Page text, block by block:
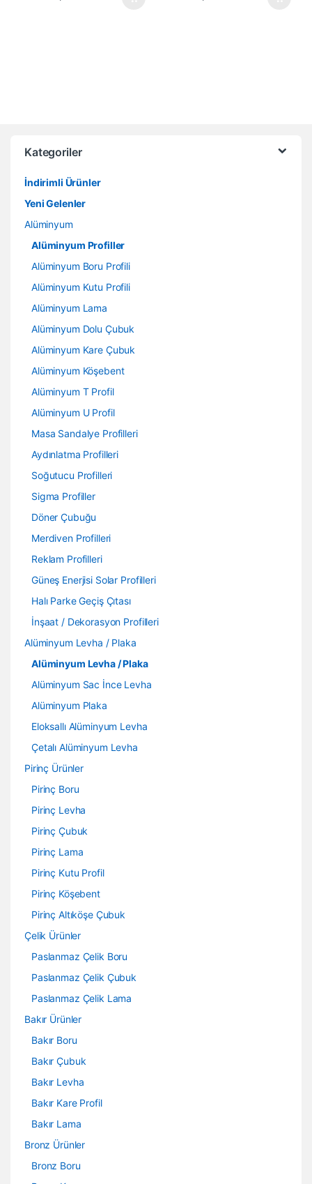
Kategoriler
İndirimli Ürünler
Yeni Gelenler
Alüminyum
Alüminyum Profiller
Alüminyum Boru Profili
Alüminyum Kutu Profili
Alüminyum Lama
Alüminyum Dolu Çubuk
Alüminyum Kare Çubuk
Alüminyum Köşebent
Alüminyum T Profil
Alüminyum U Profil
Masa Sandalye Profilleri
Aydınlatma Profilleri
Soğutucu Profilleri
Sigma Profiller
Döner Çubuğu
Merdiven Profilleri
Reklam Profilleri
Güneş Enerjisi Solar Profilleri
Halı Parke Geçiş Çıtası
İnşaat / Dekorasyon Profilleri
Alüminyum Levha / Plaka
Alüminyum Levha / Plaka
Alüminyum Sac İnce Levha
Alüminyum Plaka
Eloksallı Alüminyum Levha
Çetalı Alüminyum Levha
Pirinç Ürünler
Pirinç Boru
Pirinç Levha
Pirinç Çubuk
Pirinç Lama
Pirinç Kutu Profil
Pirinç Köşebent
Pirinç Altıköşe Çubuk
Çelik Ürünler
Paslanmaz Çelik Boru
Paslanmaz Çelik Çubuk
Paslanmaz Çelik Lama
Bakır Ürünler
Bakır Boru
Bakır Çubuk
Bakır Levha
Bakır Kare Profil
Bakır Lama
Bronz Ürünler
Bronz Boru